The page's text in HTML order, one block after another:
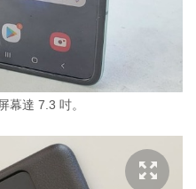
幕達 7.3 吋。